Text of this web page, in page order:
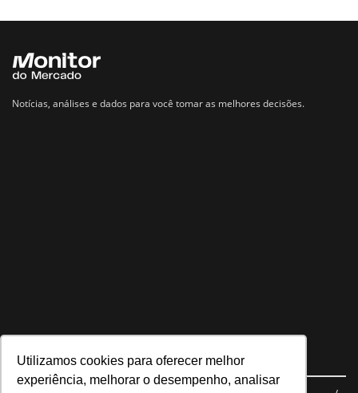
Utilizamos cookies para oferecer melhor
experiência, melhorar o desempenho, analisar
Notícias, análises e dados para você tomar as melhores decisões.
Navegue no site